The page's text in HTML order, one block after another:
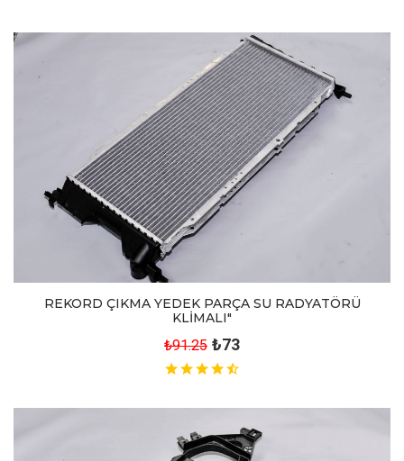
REKORD ÇIKMA YEDEK PARÇA SU RADYATÖRÜ
KLİMALI"
₺91.25 ₺73